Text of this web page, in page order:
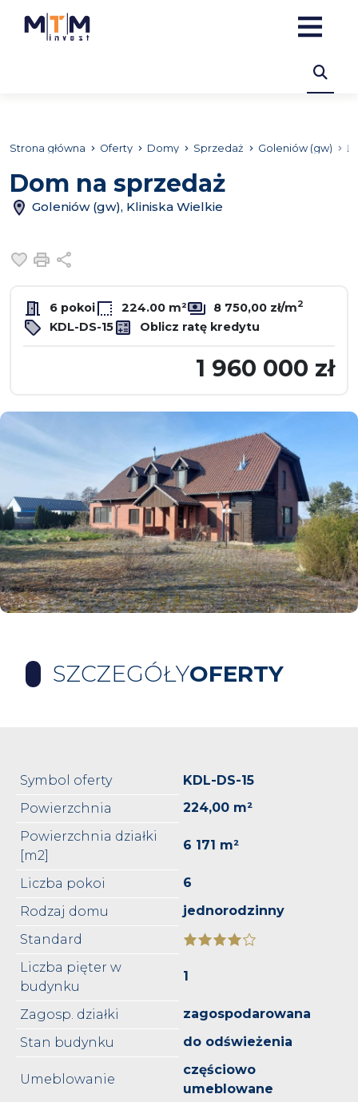
Strona główna Oferty Domy Sprzedaż Goleniów (gw)
Dom na sprzedaż
Goleniów (gw), Kliniska Wielkie
Dodaj do ulubionych
Drukuj
6 pokoi 224.00 m² 8 750,00 zł/m2
KDL-DS-15 Oblicz ratę kredytu
1 960 000 zł
SZCZEGÓŁYOFERTY
Symbol oferty
KDL-DS-15
Powierzchnia
224,00 m²
Powierzchnia działki
[m2]
6 171 m²
Liczba pokoi
6
Rodzaj domu
jednorodzinny
Standard
Liczba pięter w
budynku
1
Zagosp. działki
zagospodarowana
Stan budynku
do odświeżenia
Umeblowanie
częściowo
umeblowane